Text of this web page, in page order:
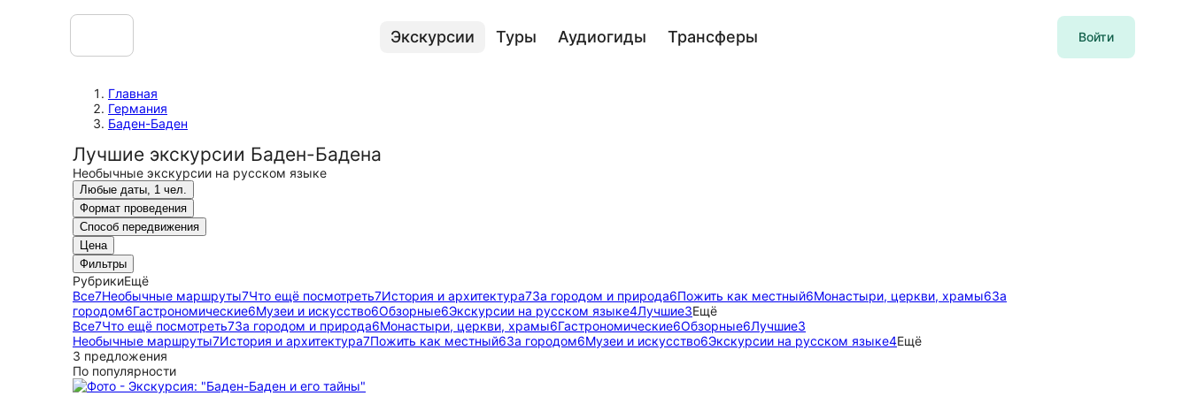
Экскурсии Туры Аудиогиды Трансферы Войти
Главная
Германия
Баден-Баден
Лучшие экскурсии Баден-Бадена
Необычные экскурсии на русском языке
Любые даты, 1 чел.
Формат проведения
Способ передвижения
Цена
Фильтры
РубрикиЕщё
Все7Необычные маршруты7Что ещё посмотреть7История и архитектура7За городом и природа6Пожить как местный6Монастыри, церкви, храмы6За
городом6Гастрономические6Музеи и искусство6Обзорные6Экскурсии на русском языке4Лучшие3Ещё
Все7Что ещё посмотреть7За городом и природа6Монастыри, церкви, храмы6Гастрономические6Обзорные6Лучшие3
Необычные маршруты7История и архитектура7Пожить как местный6За городом6Музеи и искусство6Экскурсии на русском языке4Ещё
3 предложения
По популярности